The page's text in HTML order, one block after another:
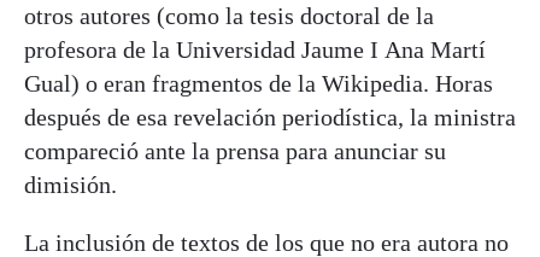
otros autores (como la tesis doctoral de la
profesora de la Universidad Jaume I Ana Martí
Gual) o eran fragmentos de la Wikipedia. Horas
después de esa revelación periodística, la ministra
compareció ante la prensa para anunciar su
dimisión.
La inclusión de textos de los que no era autora no